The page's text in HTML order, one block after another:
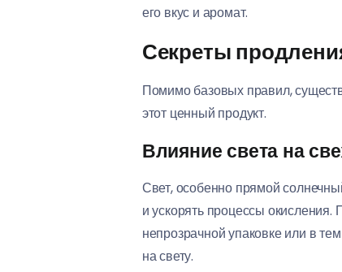
его вкус и аромат.
Секреты
Помимо базовых правил,
этот ценный продукт.
Влияние света на
Свет, особенно прямой
и ускорять процессы окисления.
непрозрачной упаковке или в
на свету.